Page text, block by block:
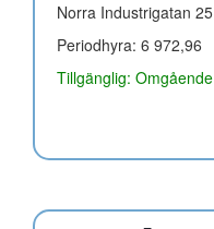
Norra Industrigatan
Periodhyra: 6 972,96
Tillgänglig: Omgående